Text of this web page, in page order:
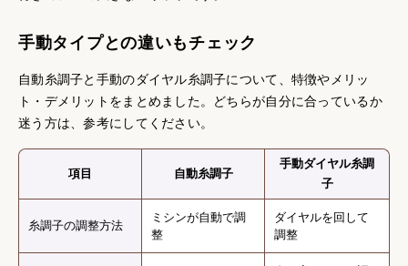
手動タイプとの違いもチェック
自動糸調子と手動のダイヤル糸調子について、特徴やメリッ
ト・デメリットをまとめました。どちらが自分に合っているか
迷う方は、参考にしてください。
項目 自動糸調子
手動ダイヤル糸調
子
糸調子の調整方法
ミシンが自動で調
整
ダイヤルを回して
調整